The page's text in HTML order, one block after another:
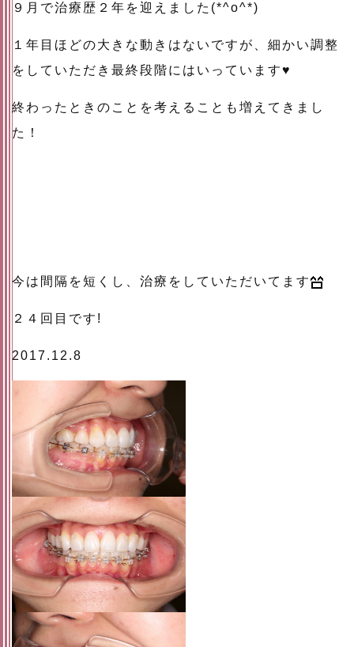
９月で治療歴２年を迎えました(*^o^*)
１年目ほどの大きな動きはないですが、細かい調整
をしていただき最終段階にはいっています♥
終わったときのことを考えることも増えてきまし
た！
今は間隔を短くし、治療をしていただいてます
２４回目です!
2017.12.8